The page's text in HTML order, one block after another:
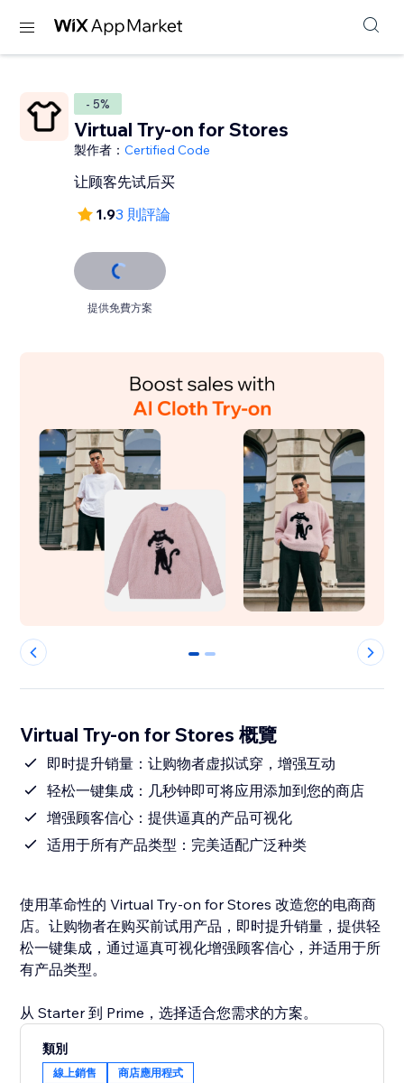
- 5%
Virtual Try-on for Stores
製作者：Certified Code
让顾客先试后买
1.93 則評論
提供免費方案
0 1
Virtual Try-on for Stores 概覽
即时提升销量：让购物者虚拟试穿，增强互动
轻松一键集成：几秒钟即可将应用添加到您的商店
增强顾客信心：提供逼真的产品可视化
适用于所有产品类型：完美适配广泛种类
使用革命性的 Virtual Try-on for Stores 改造您的电商商
店。让购物者在购买前试用产品，即时提升销量，提供轻
松一键集成，通过逼真可视化增强顾客信心，并适用于所
有产品类型。
从 Starter 到 Prime，选择适合您需求的方案。
類別
線上銷售 商店應用程式